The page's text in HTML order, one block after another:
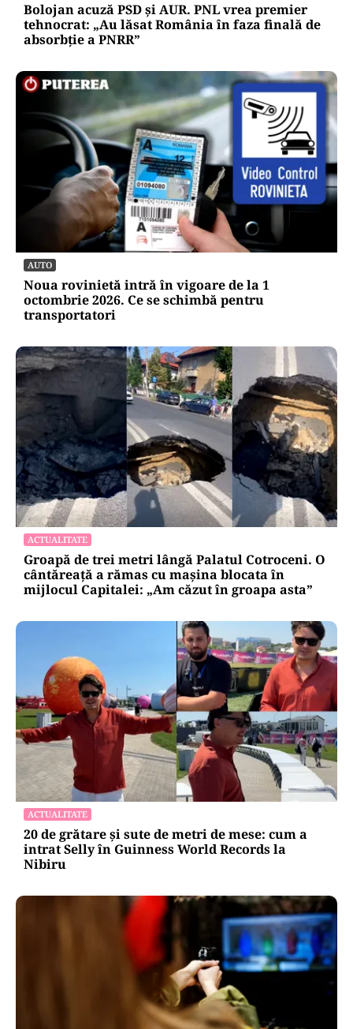
Bolojan acuză PSD și AUR. PNL vrea premier
tehnocrat: „Au lăsat România în faza finală de
absorbţie a PNRR”
AUTO
Noua rovinietă intră în vigoare de la 1
octombrie 2026. Ce se schimbă pentru
transportatori
ACTUALITATE
Groapă de trei metri lângă Palatul Cotroceni. O
cântăreață a rămas cu mașina blocata în
mijlocul Capitalei: „Am căzut în groapa asta”
ACTUALITATE
20 de grătare și sute de metri de mese: cum a
intrat Selly în Guinness World Records la
Nibiru